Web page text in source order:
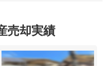
売却実績